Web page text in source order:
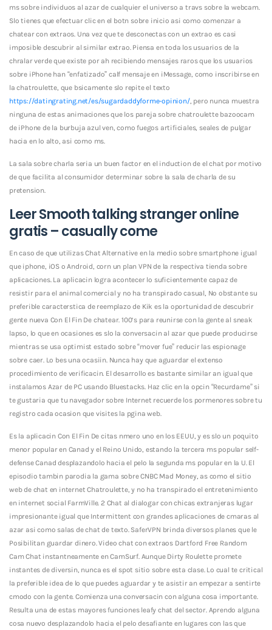
ms sobre individuos al azar de cualquier el universo a travs sobre la webcam.
Slo tienes que efectuar clic en el botn sobre inicio asi­ como comenzar a
chatear con extraos. Una vez que te desconectas con un extrao es casi
imposible descubrir al similar extrao. Piensa en toda los usuarios de la
chralar verde que existe por ah recibiendo mensajes raros que los usuarios
sobre iPhone han “enfatizado” calf mensaje en iMessage, como inscribirse en
la chatroulette, que bsicamente slo repite el texto
https://datingrating.net/es/sugardaddyforme-opinion/, pero nunca muestra
ninguna de estas animaciones que los pareja sobre chatroulette bazoocam
de iPhone de la burbuja azul ven, como fuegos artificiales, seales de pulgar
hacia en lo alto, asi­ como ms.
La sala sobre charla seri­a un buen factor en el induction de el chat por motivo
de que facilita al consumidor determinar sobre la sala de charla de su
pretension.
Leer Smooth talking stranger online
gratis – casually come
En caso de que utilizas Chat Alternative en la medio sobre smartphone igual
que iphone, iOS o Android, corn un plan VPN de la respectiva tienda sobre
aplicaciones. La aplicacin logra acontecer lo suficientemente capaz de
resistir para el animal comercial y no ha transpirado casual, No obstante su
preferible caracterstica de reemplazo de Kik es la oportunidad de descubrir
gente nueva Con El Fin De chatear. 100’s para reunirse con la gente al sneak
lapso, lo que en ocasiones es slo la conversacin al azar que puede producirse
mientras se usa optimist estado sobre “mover fue” reducir las espionage
sobre caer. Lo bes una ocasiin. Nunca hay que aguardar el extenso
procedimiento de verificacin. El desarrollo es bastante similar an igual que
instalamos Azar de PC usando Bluestacks. Haz clic en la opcin “Recurdame” si
te gustaria que tu navegador sobre Internet recuerde los pormenores sobre tu
registro cada ocasion que visites la pgina web.
Es la aplicacin Con El Fin De citas nmero uno en los EEUU, y es slo un poquito
menor popular en Canad y el Reino Unido, estando la tercera ms popular self-
defense Canad desplazandolo hacia el pelo la segunda ms popular en la U. El
episodio tambin parodia la gama sobre CNBC Mad Money, as como el sitio
web de chat en internet Chatroulette, y no ha transpirado el entretenimiento
en internet social FarmVille. 2 Chat al dialogar con chicas extranjeras lugar
impresionante igual que Intermittent con grandes aplicaciones de cmaras al
azar asi­ como salas de chat de texto. SaferVPN brinda diversos planes que le
Posibilitan guardar dinero. Video chat con extraos Dartford Free Random
Cam Chat instantneamente en CamSurf. Aunque Dirty Roulette promete
instantes de diversin, nunca es el spot sitio sobre esta clase. Lo cual te critical
la preferible idea de lo que puedes aguardar y te asistir an empezar a sentirte
cmodo con la gente. Comienza una conversacin con alguna cosa importante.
Resulta una de estas mayores funciones leafy chat del sector. Aprendo alguna
cosa nuevo desplazandolo hacia el pelo desafiante en lugares con las que